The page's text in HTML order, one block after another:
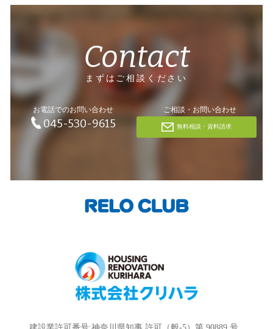
Contact
まずはご相談ください
お電話でのお問い合わせ
045-530-9615
ご相談・お問い合わせ
無料相談・資料請求